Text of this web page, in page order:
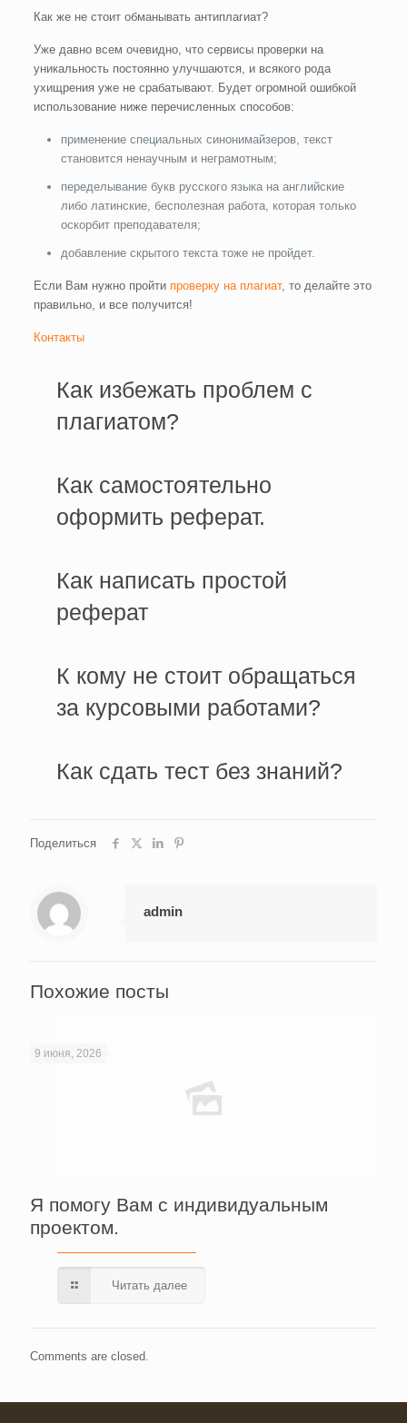
Как же не стоит обманывать антиплагиат?
Уже давно всем очевидно, что сервисы проверки на
уникальность постоянно улучшаются, и всякого рода
ухищрения уже не срабатывают. Будет огромной ошибкой
использование ниже перечисленных способов:
применение специальных синонимайзеров, текст
становится ненаучным и неграмотным;
переделывание букв русского языка на английские
либо латинские, бесполезная работа, которая только
оскорбит преподавателя;
добавление скрытого текста тоже не пройдет.
Если Вам нужно пройти проверку на плагиат, то делайте это
правильно, и все получится!
Контакты
Как избежать проблем с
плагиатом?
Как самостоятельно
оформить реферат.
Как написать простой
реферат
К кому не стоит обращаться
за курсовыми работами?
Как сдать тест без знаний?
Поделиться
admin
Похожие посты
9 июня, 2026
Я помогу Вам с индивидуальным
проектом.
Читать далее
Comments are closed.